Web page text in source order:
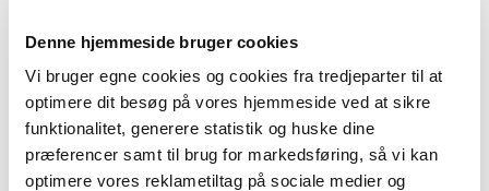
Denne hjemmeside bruger cookies
Vi bruger egne cookies og cookies fra tredjeparter til at
optimere dit besøg på vores hjemmeside ved at sikre
funktionalitet, generere statistik og huske dine
præferencer samt til brug for markedsføring, så vi kan
optimere vores reklametiltag på sociale medier og
Flergangsbog
Hit med sproget
Gitte Skyum Kjøge
Hit med musikken
Bodil Hessellund